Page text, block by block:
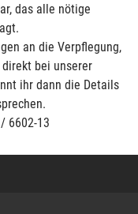
das alle nötige
an die Verpflegung,
bei unserer
ihr dann die Details
6602-13